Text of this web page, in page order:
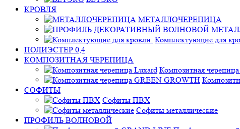
КРОВЛЯ
МЕТАЛЛОЧЕРЕПИЦА
Комплектующие для
ПОЛИЭСТЕР 0,4
КОМПОЗИТНАЯ ЧЕРЕПИЦА
Композитная
СОФИТЫ
Софиты ПВХ
Софиты металлические
ПРОФИЛЬ ВОЛНОВОЙ